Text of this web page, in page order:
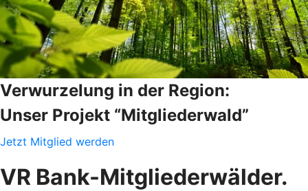
Verwurzelung in der Region:
Unser Projekt “Mitgliederwald”
Jetzt Mitglied werden
VR Bank-Mitgliederwälder.